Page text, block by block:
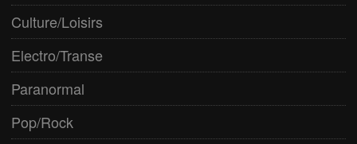
Culture/Loisirs
Electro/Transe
Paranormal
Pop/Rock